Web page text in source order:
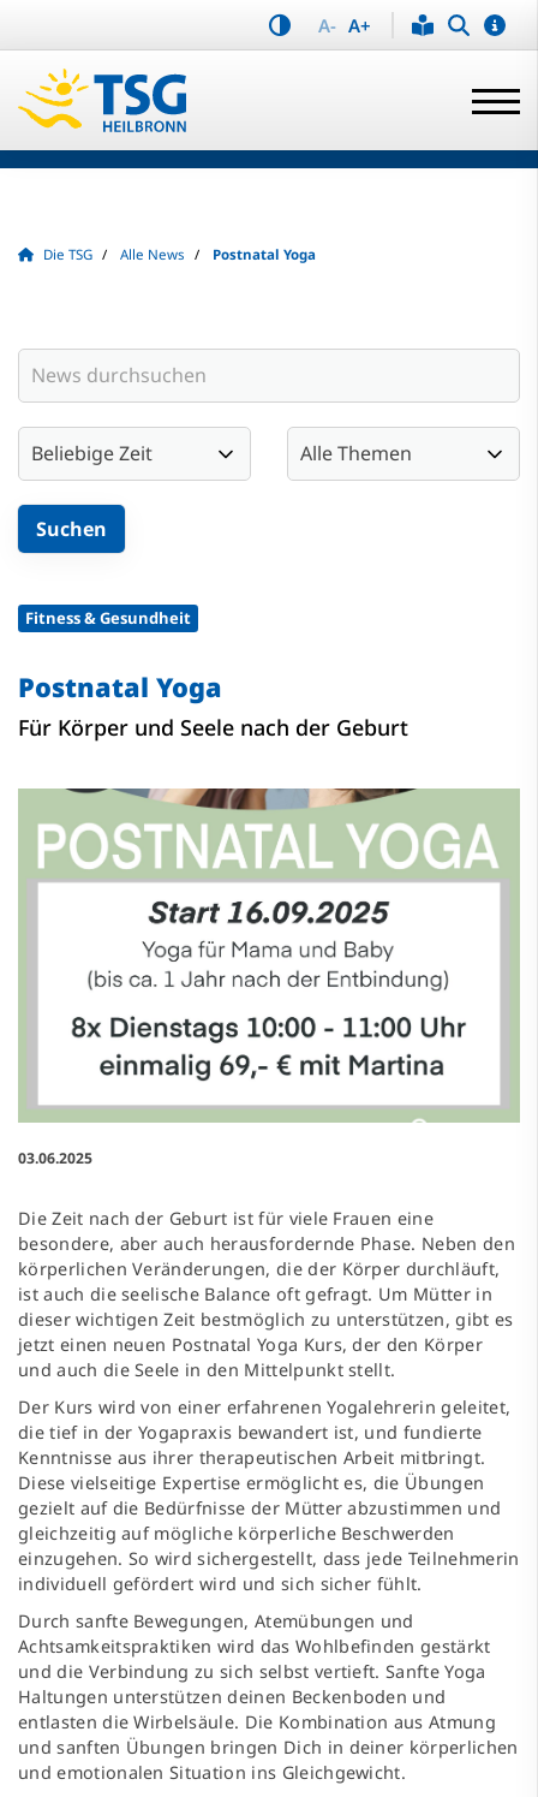
A- A+
Die TSG Alle News Postnatal Yoga
Fitness & Gesundheit
Postnatal Yoga
Für Körper und Seele nach der Geburt
03.06.2025
Die Zeit nach der Geburt ist für viele Frauen eine
besondere, aber auch herausfordernde Phase. Neben den
körperlichen Veränderungen, die der Körper durchläuft,
ist auch die seelische Balance oft gefragt. Um Mütter in
dieser wichtigen Zeit bestmöglich zu unterstützen, gibt es
jetzt einen neuen Postnatal Yoga Kurs, der den Körper
und auch die Seele in den Mittelpunkt stellt.
Der Kurs wird von einer erfahrenen Yogalehrerin geleitet,
die tief in der Yogapraxis bewandert ist, und fundierte
Kenntnisse aus ihrer therapeutischen Arbeit mitbringt.
Diese vielseitige Expertise ermöglicht es, die Übungen
gezielt auf die Bedürfnisse der Mütter abzustimmen und
gleichzeitig auf mögliche körperliche Beschwerden
einzugehen. So wird sichergestellt, dass jede Teilnehmerin
individuell gefördert wird und sich sicher fühlt.
Durch sanfte Bewegungen, Atemübungen und
Achtsamkeitspraktiken wird das Wohlbefinden gestärkt
und die Verbindung zu sich selbst vertieft. Sanfte Yoga
Haltungen unterstützen deinen Beckenboden und
entlasten die Wirbelsäule. Die Kombination aus Atmung
und sanften Übungen bringen Dich in deiner körperlichen
und emotionalen Situation ins Gleichgewicht.